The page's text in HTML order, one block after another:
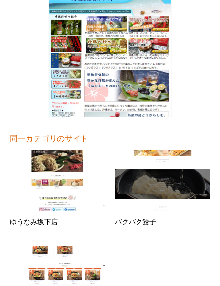
同一カテゴリのサイト
ゆうなみ坂下店 バクバク餃子